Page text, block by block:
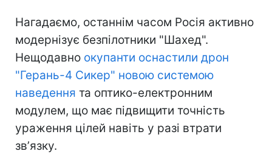
Нагадаємо, останнім часом Росія активно
модернізує безпілотники "Шахед".
Нещодавно окупанти оснастили дрон
"Герань-4 Сикер" новою системою
наведення та оптико-електронним
модулем, що має підвищити точність
ураження цілей навіть у разі втрати
звʼязку.